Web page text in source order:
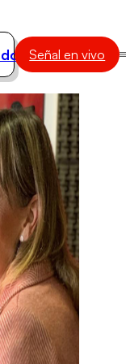
Señal en vivo